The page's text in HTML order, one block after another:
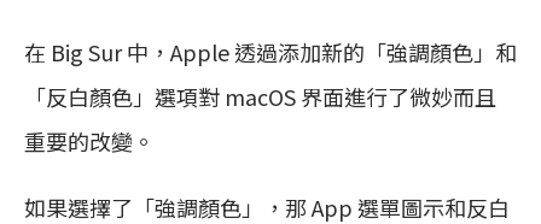
在 Big Sur 中，Apple 透過添加新的「強調顏色」和
「反白顏色」選項對 macOS 界面進行了微妙而且
重要的改變。
如果選擇了「強調顏色」，那 App 選單圖示和反白